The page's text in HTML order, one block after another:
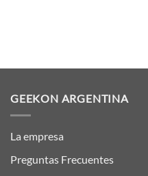
GEEKON ARGENTINA
La empresa
Preguntas Frecuentes